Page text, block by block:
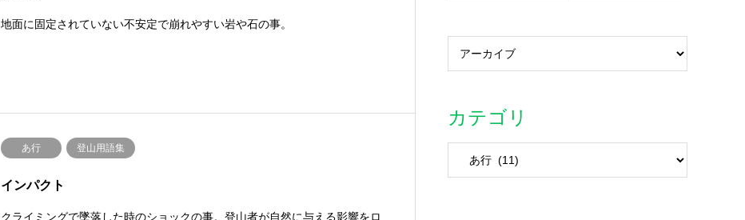
地面に固定されていない不安定で崩れやすい岩や石の事。
あ行 登山用語集
インパクト
クライミングで墜落した時のショックの事。登山者が自然に与える影響をロ
カテゴリ